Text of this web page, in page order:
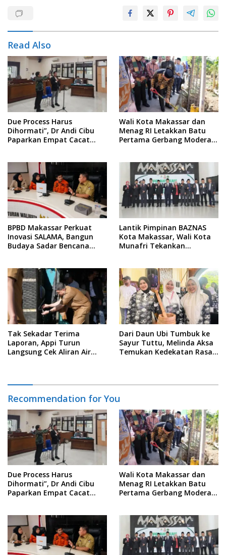
Read Also
Due Process Harus
Dihormati”, Dr Andi Cibu
Paparkan Empat Cacat
Wali Kota Makassar dan
Menag RI Letakkan Batu
Pertama Gerbang Moderasi
BPBD Makassar Perkuat
Inovasi SALAMA, Bangun
Budaya Sadar Bencana
Lantik Pimpinan BAZNAS
Kota Makassar, Wali Kota
Munafri Tekankan
Data
Tak Sekadar Terima
Laporan, Appi Turun
Langsung Cek Aliran Air
Dari Daun Ubi Tumbuk ke
Sayur Tuttu, Melinda Aksa
Temukan Kedekatan Rasa
Recommendation for You
Due Process Harus
Dihormati”, Dr Andi Cibu
Paparkan Empat Cacat
Wali Kota Makassar dan
Menag RI Letakkan Batu
Pertama Gerbang Moderasi